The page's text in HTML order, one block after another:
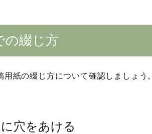
の綴じ方
紙の綴じ方について確認しましょう。
穴をあける